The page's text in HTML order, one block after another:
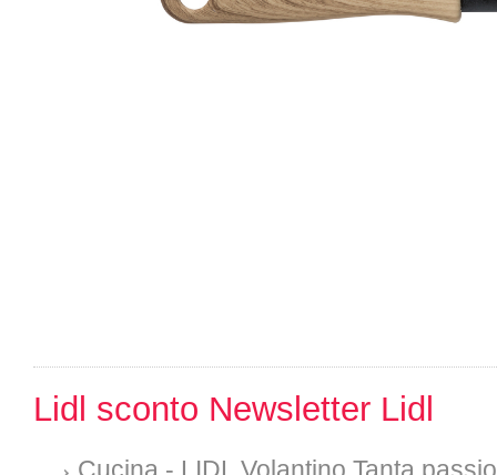
Lidl sconto Newsletter Lidl